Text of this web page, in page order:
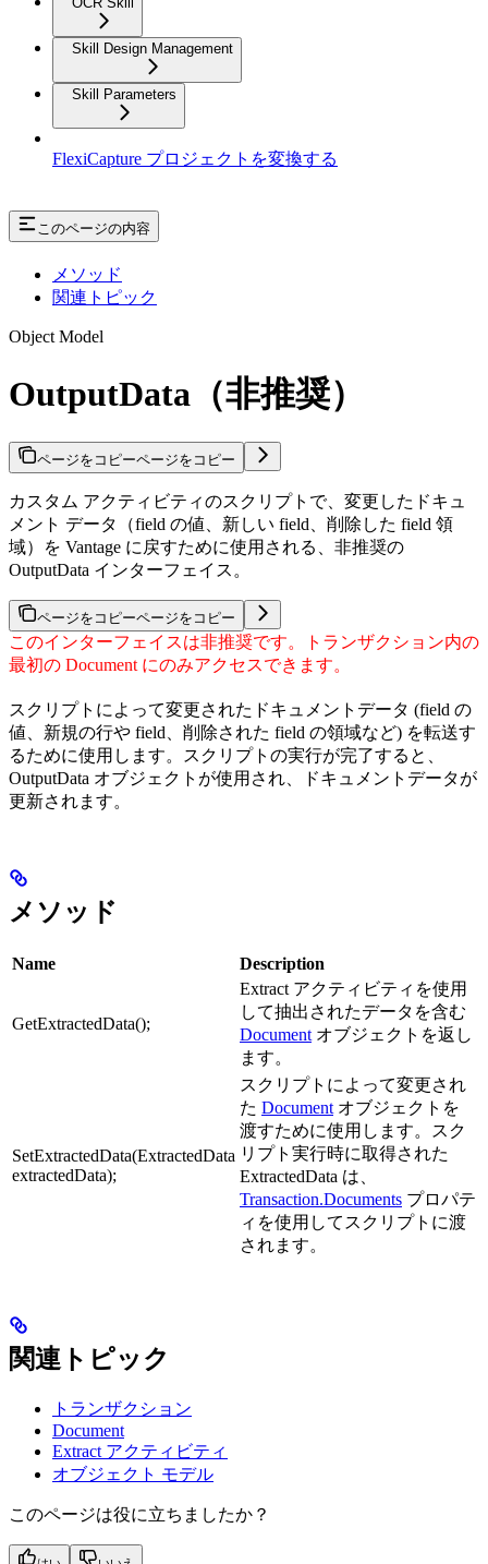
Skill Design Management
Skill Parameters
FlexiCapture プロジェクトを変換する
このページの内容
メソッド
関連トピック
Object Model
OutputData（非推奨）
ページをコピーページをコピー
カスタム アクティビティのスクリプトで、変更したドキュ
メント データ（field の値、新しい field、削除した field 領
域）を Vantage に戻すために使用される、非推奨の
OutputData インターフェイス。
ページをコピーページをコピー
このインターフェイスは非推奨です。トランザクション内の
最初の Document にのみアクセスできます。
スクリプトによって変更されたドキュメントデータ (field の
値、新規の行や field、削除された field の領域など) を転送す
るために使用します。スクリプトの実行が完了すると、
OutputData オブジェクトが使用され、ドキュメントデータが
更新されます。
メソッド
Name Description
GetExtractedData();
Extract アクティビティを使用
して抽出されたデータを含む
Document オブジェクトを返し
ます。
SetExtractedData(ExtractedData
extractedData);
スクリプトによって変更され
た Document オブジェクトを
渡すために使用します。スク
リプト実行時に取得された
ExtractedData は、
Transaction.Documents プロパテ
ィを使用してスクリプトに渡
されます。
関連トピック
トランザクション
Document
Extract アクティビティ
オブジェクト モデル
このページは役に立ちましたか？